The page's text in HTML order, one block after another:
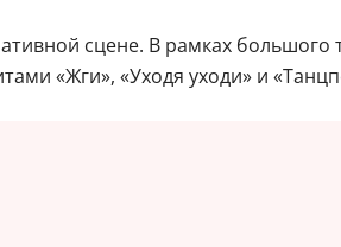
сцене. В рамках
«Жги», «Уходя уходи» и